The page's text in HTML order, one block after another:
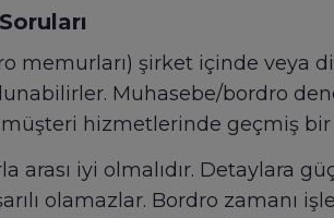
memurları) şirket içinde veya
Muhasebe/bordro
hizmetlerinde geçmiş
arası iyi olmalıdır.
olamazlar. Bordro zamanı